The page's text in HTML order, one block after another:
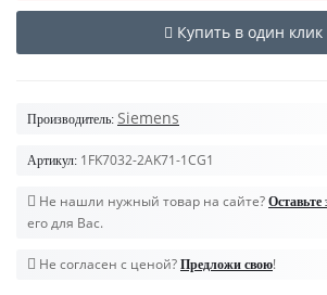
Купить в один клик
Производитель: Siemens
Артикул: 1FK7032-2AK71-1CG1
Не нашли нужный товар на сайте? Оставьте
его для Вас.
Не согласен с ценой? Предложи свою!